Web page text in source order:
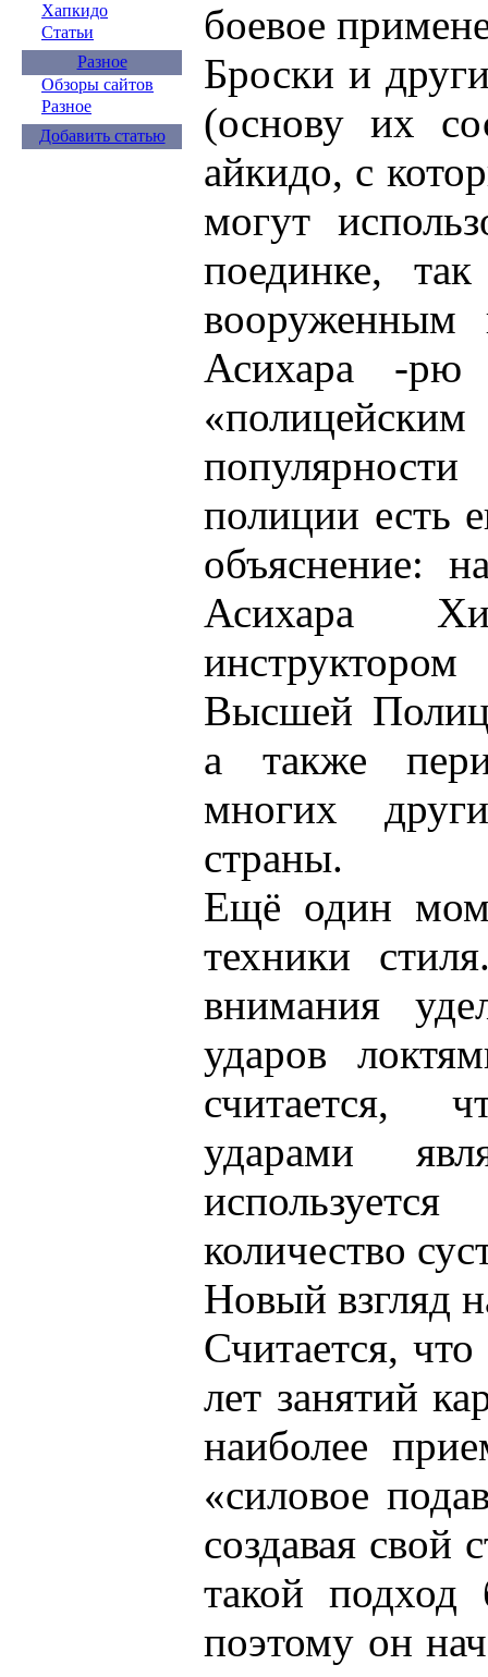
Хапкидо
Статьи
Разное
Обзоры сайтов
Разное
Добавить статью
боевое
Броски и
(основу их
айкидо, с
могут
поединке,
вооруженным
Асихара -
полиции есть
объяснение:
Асихара
Высшей
а также
многих
страны.
Ещё один
техники
внимания
ударов
считается,
ударами
количество
Новый взгляд
Считается,
лет занятий
наиболее
«силовое
создавая свой
такой подход
поэтому он